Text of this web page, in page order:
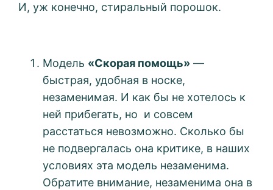
И, уж конечно, стиральный порошок.
Модель «Скорая помощь» —
быстрая, удобная в носке,
незаменимая. И как бы не хотелось к
ней прибегать, но и совсем
расстаться невозможно. Сколько бы
не подвергалась она критике, в наших
условиях эта модель незаменима.
Обратите внимание, незаменима она в